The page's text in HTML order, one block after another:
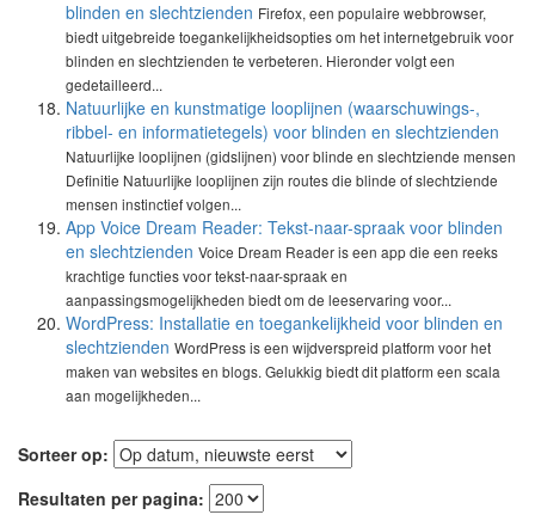
blinden en slechtzienden Firefox, een populaire webbrowser,
biedt uitgebreide toegankelijkheidsopties om het internetgebruik voor
blinden en slechtzienden te verbeteren. Hieronder volgt een
gedetailleerd...
Natuurlijke en kunstmatige looplijnen (waarschuwings-,
ribbel- en informatietegels) voor blinden en slechtzienden
Natuurlijke looplijnen (gidslijnen) voor blinde en slechtziende mensen
Definitie Natuurlijke looplijnen zijn routes die blinde of slechtziende
mensen instinctief volgen...
App Voice Dream Reader: Tekst-naar-spraak voor blinden
en slechtzienden Voice Dream Reader is een app die een reeks
krachtige functies voor tekst-naar-spraak en
aanpassingsmogelijkheden biedt om de leeservaring voor...
WordPress: Installatie en toegankelijkheid voor blinden en
slechtzienden WordPress is een wijdverspreid platform voor het
maken van websites en blogs. Gelukkig biedt dit platform een scala
aan mogelijkheden...
Sorteer op:
Resultaten per pagina: